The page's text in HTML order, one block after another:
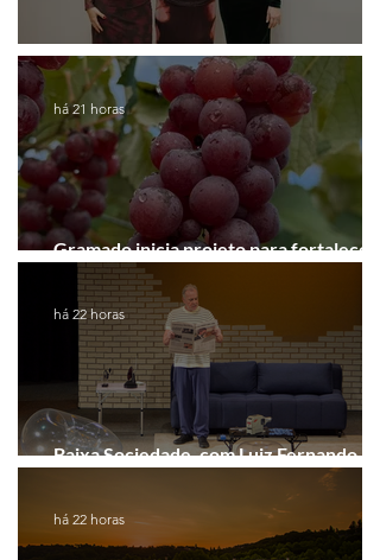
Coluna de Caxias
Gramado inicia projeto para fortalecer a
Rota do Vinho
há 21 horas
Baixa Sociedade, com Luiz Fernando
Guimarães, chega a Novo Hamburgo
há 22 horas
há 22 horas